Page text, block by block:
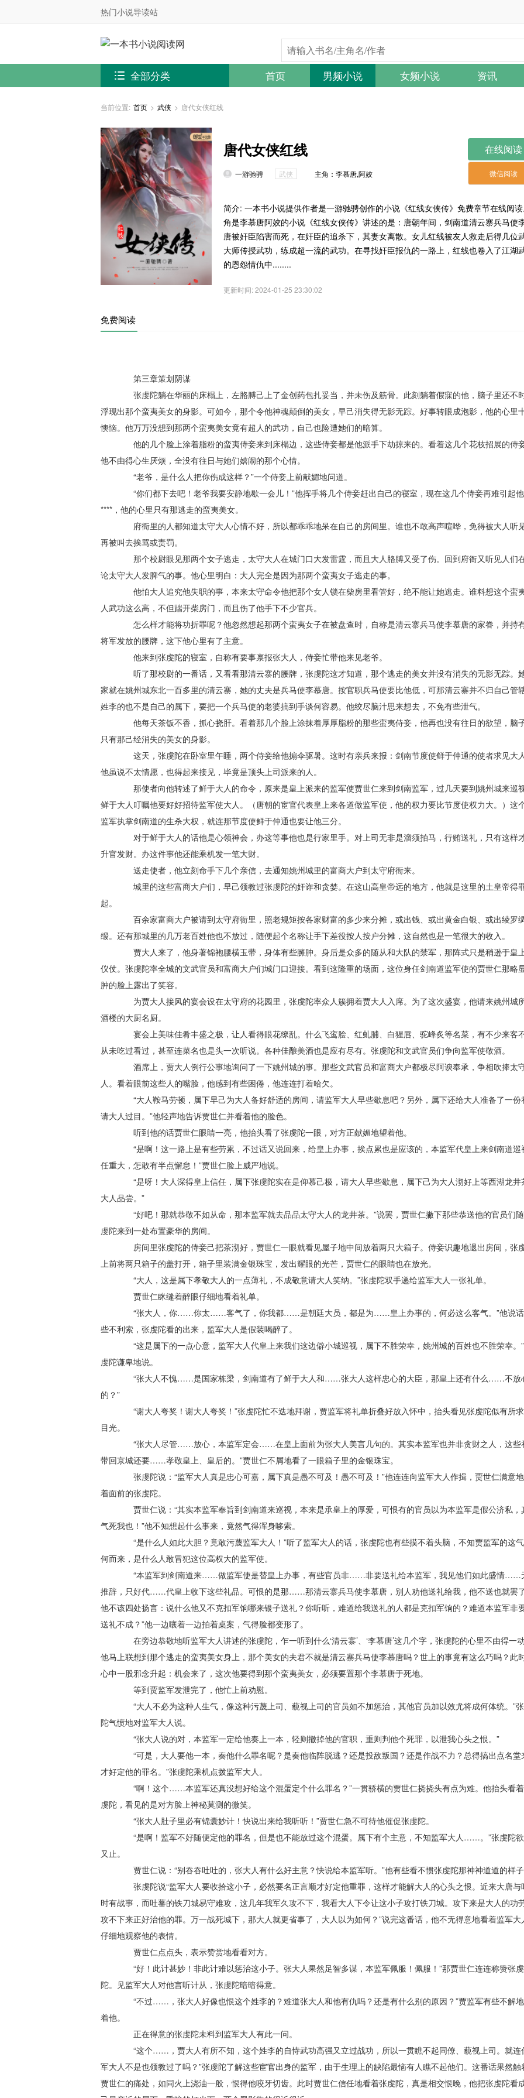
热门小说导读站
全部分类 首页 男频小说 女频小说 资讯
当前位置: 首页 > 武侠 > 唐代女侠红线
在线阅读
唐代女侠红线
一游驰骋 武侠 主角：李慕唐,阿姣 微信阅读
简介: 一本书小说提供作者是一游驰骋创作的小说《红线女侠传》免费章节在线阅
角是李慕唐阿姣的小说《红线女侠传》讲述的是：唐朝年间，剑南道清云寨兵马使
唐被奸臣陷害而死，在奸臣的追杀下，其妻女离散。女儿红线被友人救走后得几位
大师传授武功，练成超一流的武功。在寻找奸臣报仇的一路上，红线也卷入了江湖
的恩怨情仇中........
更新时间: 2024-01-25 23:30:02
免费阅读
第三章策划阴谋
张虔陀躺在华丽的床榻上，左胳膊己上了金创药包扎妥当，并未伤及筋骨。此刻躺着假寐的他，脑子里还不
浮现出那个蛮夷美女的身影。可如今，那个令他神魂颠倒的美女，早己消失得无影无踪。好事转眼成泡影，他的心里
懊恼。他万万没想到那两个蛮夷美女竟有超人的武功，自己也险遭她们的暗算。
他的几个脸上涂着脂粉的蛮夷侍妾来到床榻边，这些侍妾都是他派手下劫掠来的。看着这几个花枝招展的侍
他不由得心生厌烦，全没有往日与她们嬉闹的那个心情。
“老爷，是什么人把你伤成这样？”一个侍妾上前献媚地问道。
“你们都下去吧！老爷我要安静地歇一会儿！”他挥手将几个侍妾赶出自己的寝室，现在这几个侍妾再难引起
****，他的心里只有那逃走的蛮夷美女。
府衙里的人都知道太守大人心情不好，所以都乖乖地呆在自己的房间里。谁也不敢高声喧哗，免得被大人听
再被叫去挨骂或责罚。
那个校尉眼见那两个女子逃走，太守大人在城门口大发雷霆，而且大人胳膊又受了伤。回到府衙又听见人们
论太守大人发脾气的事。他心里明白：大人完全是因为那两个蛮夷女子逃走的事。
他怕大人追究他失职的事，本来太守命令他把那个女人锁在柴房里看管好，绝不能让她逃走。谁料想这个蛮
人武功这么高，不但踹开柴房门，而且伤了他手下不少官兵。
怎么样才能将功折罪呢？他忽然想起那两个蛮夷女子在被盘查时，自称是清云寨兵马使李慕唐的家眷，并持
将军发放的腰牌，这下他心里有了主意。
他来到张虔陀的寝室，自称有要事禀报张大人，侍妾忙带他来见老爷。
听了那校尉的一番话，又看看那清云寨的腰牌，张虔陀这才知道，那个逃走的美女并没有消失的无影无踪。
家就在姚州城东北一百多里的清云寨，她的丈夫是兵马使李慕唐。按官职兵马使要比他低，可那清云寨并不归自己管
姓李的也不是自己的属下，要把一个兵马使的老婆搞到手谈何容易。他绞尽脑汁思来想去，不免有些泄气。
他每天茶饭不香，抓心挠肝。看着那几个脸上涂抹着厚厚脂粉的那些蛮夷侍妾，他再也没有往日的欲望，脑
只有那己经消失的美女的身影。
这天，张虔陀在卧室里午睡，两个侍妾给他搧伞驱暑。这时有亲兵来报：剑南节度使鲜于仲通的使者求见大人
他虽说不太情愿，也得起来接见，毕竟是顶头上司派来的人。
那使者向他转述了鲜于大人的命令，原来是皇上派来的监军使贾世仁来到剑南监军，过几天要到姚州城来巡
鲜于大人叮嘱他要好好招待监军使大人。（唐朝的宦官代表皇上来各道做监军使，他的权力要比节度使权力大。）这
监军执掌剑南道的生杀大权，就连那节度使鲜于仲通也要让他三分。
对于鲜于大人的话他是心领神会，办这等事他也是行家里手。对上司无非是溜须拍马，行贿送礼，只有这样
升官发财。办这件事他还能乘机发一笔大财。
送走使者，他立刻命手下几个亲信，去通知姚州城里的富商大户到太守府衙来。
城里的这些富商大户们，早己领教过张虔陀的奸诈和贪婪。在这山高皇帝远的地方，他就是这里的土皇帝得
起。
百余家富商大户被请到太守府衙里，照老规矩按各家财富的多少来分摊，或出钱、或出黄金白银、或出绫罗
缎。还有那城里的几万老百姓他也不放过，随便起个名称让手下差役按人按户分摊，这自然也是一笔很大的收入。
贾大人来了，他身著锦袍腰横玉带，身体有些臃肿。身后是众多的随从和大队的禁军，那阵式只是稍逊于皇
仪仗。张虔陀率全城的文武官员和富商大户们城门口迎接。看到这隆重的场面，这位身任剑南道监军使的贾世仁那略
肿的脸上露出了笑容。
为贾大人接风的宴会设在太守府的花园里，张虔陀率众人簇拥着贾大人入席。为了这次盛宴，他请来姚州城
酒楼的大厨名厨。
宴会上美味佳肴丰盛之极，让人看得眼花缭乱。什么飞鸾脍、红虬脯、白猩唇、驼峰炙等名菜，有不少来客
从未吃过看过，甚至连菜名也是头一次听说。各种佳酿美酒也是应有尽有。张虔陀和文武官员们争向监军使敬酒。
酒席上，贾大人例行公事地询问了一下姚州城的事。那些文武官员和富商大户都极尽阿谀奉承，争相吹捧太
人。看着眼前这些人的嘴脸，他感到有些困倦，他连连打着哈欠。
“大人鞍马劳顿，属下早己为大人备好舒适的房间，请监军大人早些歇息吧？另外，属下还给大人准备了一份
请大人过目。”他轻声地告诉贾世仁并看着他的脸色。
听到他的话贾世仁眼睛一亮，他抬头看了张虔陀一眼，对方正献媚地望着他。
“是啊！这一路上是有些劳累，不过话又说回来，给皇上办事，挨点累也是应该的，本监军代皇上来剑南道巡
任重大，怎敢有半点懈怠！”贾世仁脸上威严地说。
“是呀！大人深得皇上信任，属下张虔陀实在是仰慕己极，请大人早些歇息，属下己为大人沏好上等西湖龙井
大人品尝。”
“好吧！那就恭敬不如从命，那本监军就去品品太守大人的龙井茶。”说罢，贾世仁撇下那些恭送他的官员们
虔陀来到一处布置豪华的房间。
房间里张虔陀的侍妾己把茶沏好，贾世仁一眼就看见屋子地中间放着两只大箱子。侍妾识趣地退出房间，张
上前将两只箱子的盖打开，箱子里装满金银珠宝，发出耀眼的光芒，贾世仁的眼睛也在放光。
“大人，这是属下孝敬大人的一点薄礼，不成敬意请大人笑纳。”张虔陀双手递给监军大人一张礼单。
贾世仁眯缝着醉眼仔细地看着礼单。
“张大人，你……你太……客气了，你我都……是朝廷大员，都是为……皇上办事的，何必这么客气。”他说
些不利索，张虔陀看的出来，监军大人是假装喝醉了。
“这是属下的一点心意，监军大人代皇上来我们这边僻小城巡视，属下不胜荣幸，姚州城的百姓也不胜荣幸。
虔陀谦卑地说。
“张大人不愧……是国家栋梁，剑南道有了鲜于大人和……张大人这样忠心的大臣，那皇上还有什么……不放
的？”
“谢大人夸奖！谢大人夸奖！”张虔陀忙不迭地拜谢，贾监军将礼单折叠好放入怀中，抬头看见张虔陀似有所
目光。
“张大人尽管……放心，本监军定会……在皇上面前为张大人美言几句的。其实本监军也并非贪财之人，这些
带回京城还要……孝敬皇上、皇后的。”贾世仁不屑地看了一眼箱子里的金银珠宝。
张虔陀说：“监军大人真是忠心可嘉，属下真是愚不可及！愚不可及！”他连连向监军大人作揖，贾世仁满意
着面前的张虔陀。
贾世仁说：“其实本监军奉旨到剑南道来巡视，本来是承皇上的厚爱，可恨有的官员以为本监军是假公济私，
气死我也！”他不知想起什么事来，竟然气得浑身哆索。
“是什么人如此大胆？竟敢污蔑监军大人！”听了监军大人的话，张虔陀也有些摸不着头脑，不知贾监军的这
何而来，是什么人敢冒犯这位高权大的监军使。
“本监军到剑南道来……做监军使是替皇上办事，有些官员非……非要送礼给本监军，我见他们如此盛情……
推辞，只好代……代皇上收下这些礼品。可恨的是那……那清云寨兵马使李慕唐，别人劝他送礼给我，他不送也就罢
他不该四处扬言：说什么他又不克扣军饷哪来银子送礼？你听听，难道给我送礼的人都是克扣军饷的？难道本监军非
送礼不成？”他一边嚷着一边拍着桌案，气得脸都变形了。
在旁边恭敬地听监军大人讲述的张虔陀，乍一听到什么‘清云寨’、‘李慕唐’这几个字，张虔陀的心里不由得一动
他马上联想到那个逃走的蛮夷美女身上，那个美女的夫君不就是清云寨兵马使李慕唐吗？世上的事竟有这么巧吗？此
心中一股邪念升起：机会来了，这次他要得到那个蛮夷美女，必须要置那个李慕唐于死地。
等到贾监军发泄完了，他忙上前劝慰。
“大人不必为这种人生气，像这种污蔑上司、藐视上司的官员如不加惩治，其他官员加以效尤将成何体统。”
陀气愤地对监军大人说。
“张大人说的对，本监军一定给他奏上一本，轻则撤掉他的官职，重则判他个死罪，以泄我心头之恨。”
“可是，大人要他一本，奏他什么罪名呢？是奏他临阵脱逃？还是投敌叛国？还是作战不力？总得搞出点名堂
才好定他的罪名。”张虔陀乘机点拨监军大人。
“啊！这个……本监军还真没想好给这个混蛋定个什么罪名？”一贯骄横的贾世仁挠挠头有点为难。他抬头看
虔陀，看见的是对方脸上神秘莫测的微笑。
“张大人肚子里必有锦囊妙计！快说出来给我听听！”贾世仁急不可待他催促张虔陀。
“是啊！监军不好随便定他的罪名，但是也不能放过这个混蛋。属下有个主意，不知监军大人……。”张虔陀
又止。
贾世仁说：“别吞吞吐吐的，张大人有什么好主意？快说给本监军听。”他有些看不惯张虔陀那神神道道的样子
张虔陀说“监军大人要收拾这小子，必然要名正言顺才好定他重罪，这样才能解大人的心头之恨。近来大唐与
时有战事，而吐蕃的铁刀城易守难攻，这几年我军久攻不下，我看大人下令让这小子攻打铁刀城。攻下来是大人的功
攻不下来正好治他的罪。万一战死城下，那大人就更省事了，大人以为如何？”说完这番话，他不无得意地看着监军大
仔细地观察他的表情。
贾世仁点点头，表示赞赏地看看对方。
“好！此计甚妙！非此计难以惩治这小子。张大人果然足智多谋，本监军佩服！佩服！”那贾世仁连连称赞张虔
陀。见监军大人对他言听计从，张虔陀暗暗得意。
“不过……，张大人好像也恨这个姓李的？难道张大人和他有仇吗？还是有什么别的原因？”贾监军有些不解
着他。
正在得意的张虔陀未料到监军大人有此一问。
“这个……，贾大人有所不知，这个姓李的自恃武功高强又立过战功，所以一贯瞧不起同僚、藐视上司。就连
军大人不是也领教过了吗？”张虔陀了解这些宦官出身的监军，由于生理上的缺陷最恼有人瞧不起他们。这番话果然触
贾世仁的痛处，如同火上浇油一般，恨得他咬牙切齿。此时贾世仁信任地看着张虔陀，真是相交恨晚，他把张虔陀看